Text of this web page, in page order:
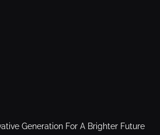
Generation For A Brighter Future